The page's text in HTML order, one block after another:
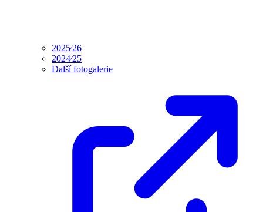
2025⁄26
2024⁄25
Další fotogalerie